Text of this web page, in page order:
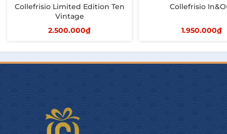
Collefrisio Limited Edition Ten
Vintage
2.500.000₫
Collefrisio
1.950.000₫